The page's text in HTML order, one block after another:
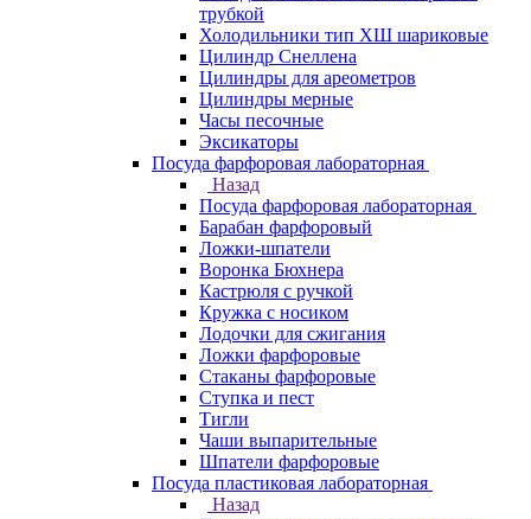
трубкой
Холодильники тип ХШ шариковые
Цилиндр Снеллена
Цилиндры для ареометров
Цилиндры мерные
Часы песочные
Эксикаторы
Посуда фарфоровая лабораторная
Назад
Посуда фарфоровая лабораторная
Барабан фарфоровый
Ложки-шпатели
Воронка Бюхнера
Кастрюля с ручкой
Кружка с носиком
Лодочки для сжигания
Ложки фарфоровые
Стаканы фарфоровые
Ступка и пест
Тигли
Чаши выпарительные
Шпатели фарфоровые
Посуда пластиковая лабораторная
Назад